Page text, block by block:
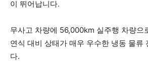
이 뛰어납니다.
무사고 차량에 56,000km 실주행 차량으
연식 대비 상태가 매우 우수한 냉동 물류
다.